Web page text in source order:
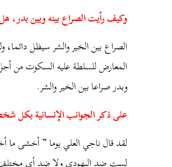
وكيف رأيت الصراع بينه وبين بدر،
الصراع بين الخير والشر سيظل
المعارض للسلطة عليه السكوت من
وبدر صراعا بين الخير والشر.
على ذكر الجوانب الإنسانية بكل
لقد قال ناجي العلي يوما ” أخشى ما
لست ضد اليهودي ولا ضد أي